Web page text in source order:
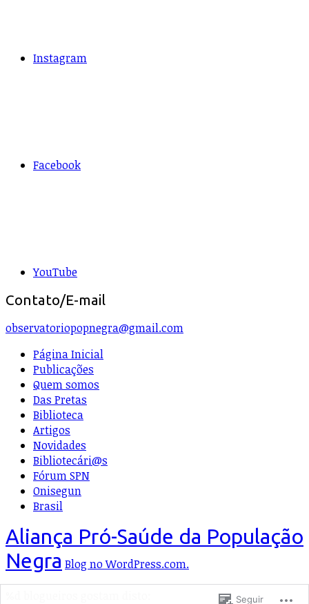
Instagram
Facebook
YouTube
Contato/E-mail
observatoriopopnegra@gmail.com
Página Inicial
Publicações
Quem somos
Das Pretas
Biblioteca
Artigos
Novidades
Bibliotecári@s
Fórum SPN
Onisegun
Brasil
Aliança Pró-Saúde da População
Negra Blog no WordPress.com.
Seguir